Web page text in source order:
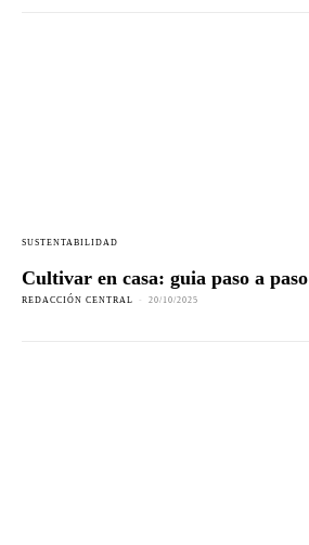
SUSTENTABILIDAD
Cultivar en casa: guia paso a paso
REDACCIÓN CENTRAL - 20/10/2025